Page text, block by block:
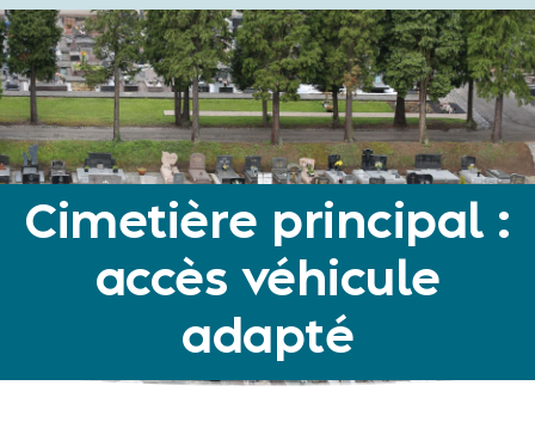
Cimetière principal :
accès véhicule
adapté